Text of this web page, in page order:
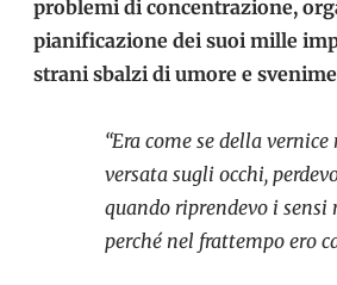
problemi di concentrazione,
pianificazione dei suoi mille
strani sbalzi di umore e
“Era come se della
versata sugli occhi,
quando riprendevo i
perché nel frattempo ero